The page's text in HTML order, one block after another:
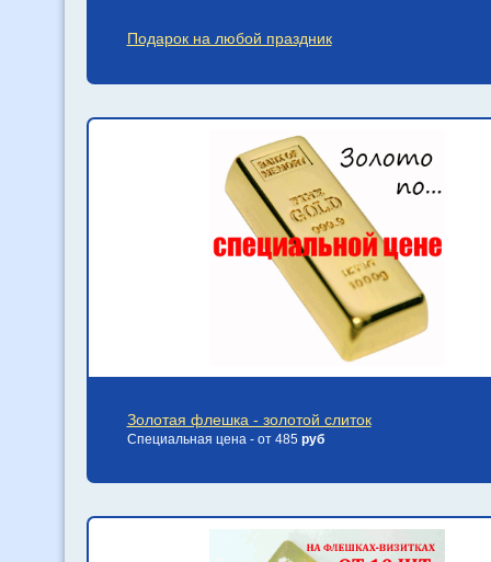
Подарок на любой праздник
Золотая флешка - золотой слиток
Специальная цена - от 485 руб